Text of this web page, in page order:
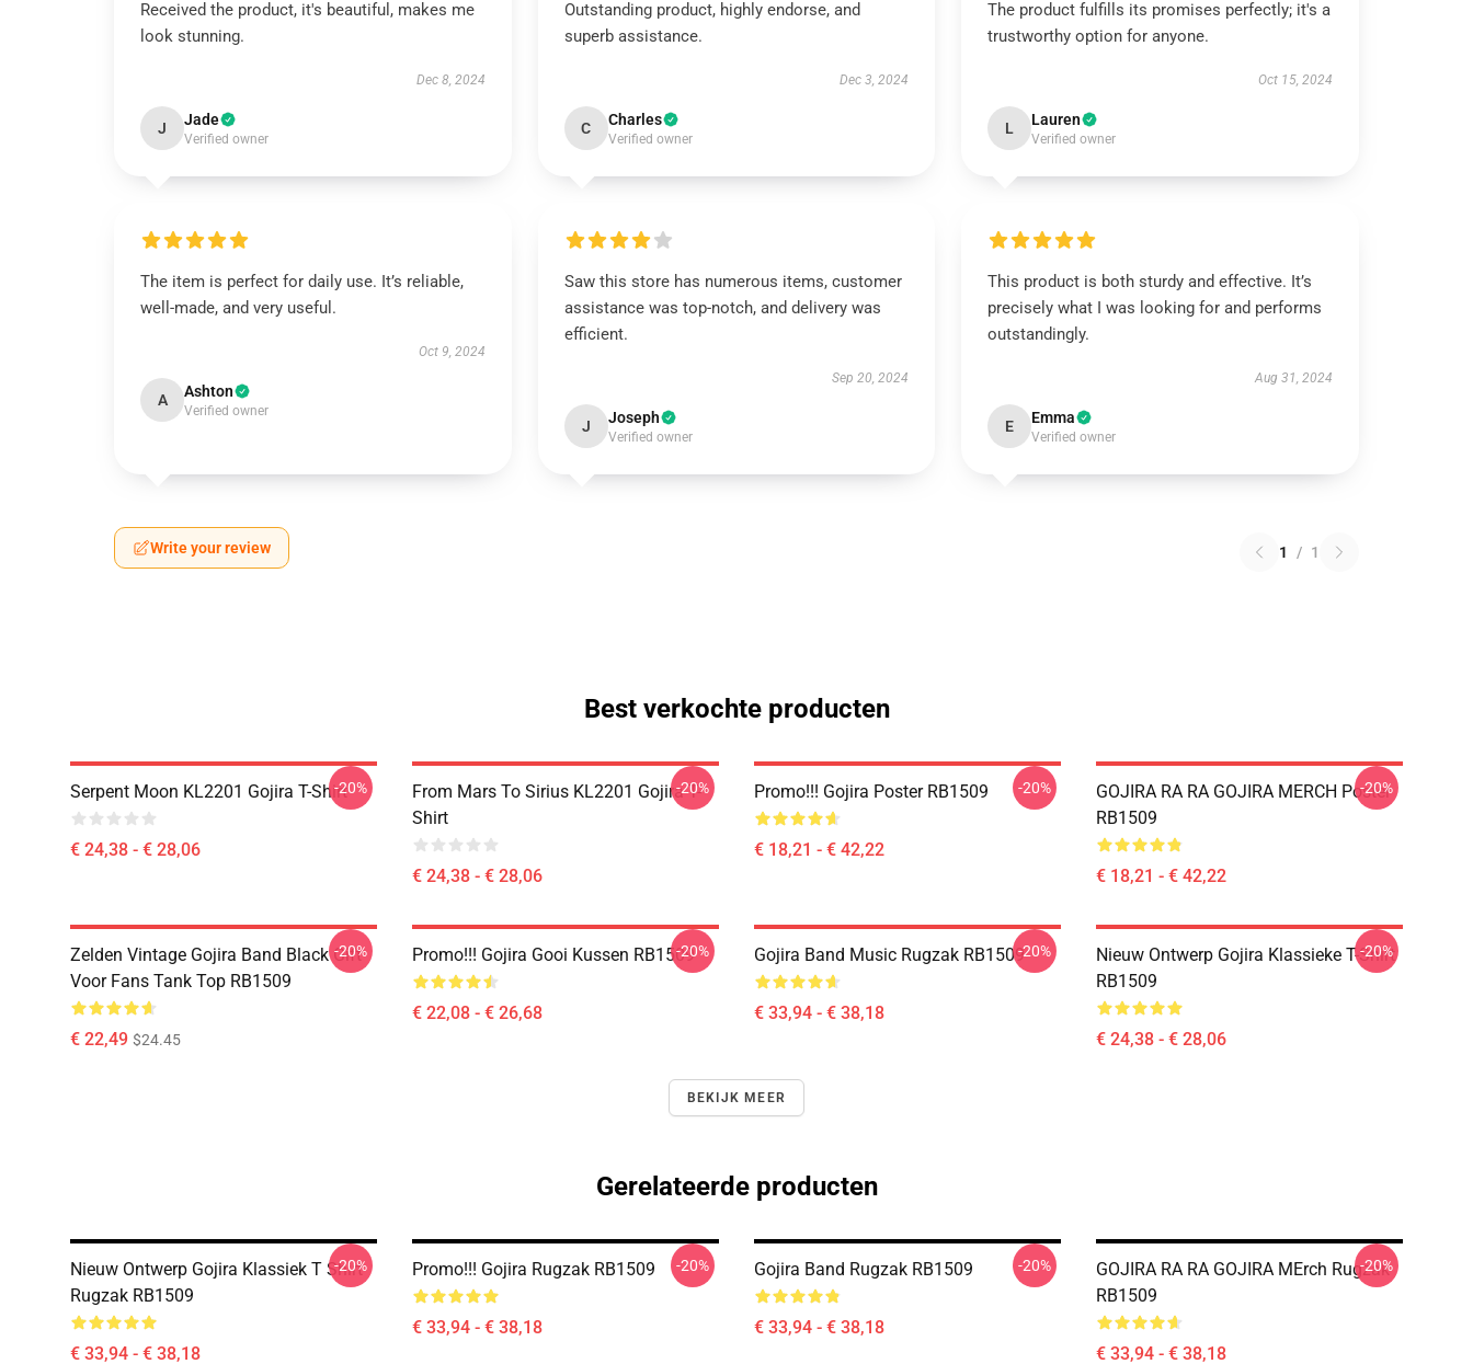
Received the product, it's beautiful, makes me
look stunning.
Dec 8, 2024
J Jade
Verified owner
Outstanding product, highly endorse, and
superb assistance.
Dec 3, 2024
C Charles
Verified owner
The product fulfills its promises perfectly; it's a
trustworthy option for anyone.
Oct 15, 2024
L Lauren
Verified owner
The item is perfect for daily use. It’s reliable,
well-made, and very useful.
Oct 9, 2024
A Ashton
Verified owner
Saw this store has numerous items, customer
assistance was top-notch, and delivery was
efficient.
Sep 20, 2024
J Joseph
Verified owner
This product is both sturdy and effective. It’s
precisely what I was looking for and performs
outstandingly.
Aug 31, 2024
E Emma
Verified owner
Write your review 1 / 1
Best verkochte producten
Serpent Moon KL2201 Gojira T-Shirt
€ 24,38 - € 28,06
-20%
From Mars To Sirius KL2201 Gojira T-
Shirt
€ 24,38 - € 28,06
-20% Promo!!! Gojira Poster RB1509
€ 18,21 - € 42,22
-20%
GOJIRA RA RA GOJIRA MERCH Poster
RB1509
€ 18,21 - € 42,22
-20%
Zelden Vintage Gojira Band Black Gift
Voor Fans Tank Top RB1509
€ 22,49 $24.45
-20% Promo!!! Gojira Gooi Kussen RB1509
€ 22,08 - € 26,68
-20% Gojira Band Music Rugzak RB1509
€ 33,94 - € 38,18
-20%
Nieuw Ontwerp Gojira Klassieke T-Shirt
RB1509
€ 24,38 - € 28,06
-20%
BEKIJK MEER
Gerelateerde producten
Nieuw Ontwerp Gojira Klassiek T Shirt
Rugzak RB1509
€ 33,94 - € 38,18
-20% Promo!!! Gojira Rugzak RB1509
€ 33,94 - € 38,18
-20% Gojira Band Rugzak RB1509
€ 33,94 - € 38,18
-20%
GOJIRA RA RA GOJIRA MErch Rugzak
RB1509
€ 33,94 - € 38,18
-20%